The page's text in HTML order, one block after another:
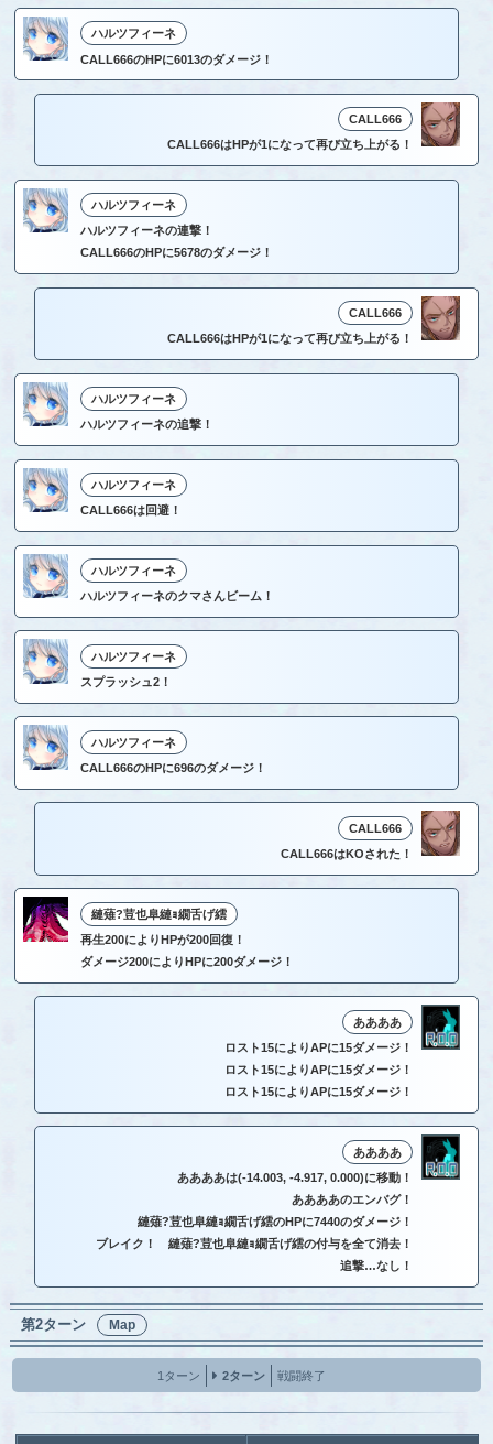
ハルツフィーネ
CALL666のHPに6013のダメージ！
CALL666
CALL666はHPが1になって再び立ち上がる！
ハルツフィーネ
ハルツフィーネの連撃！
CALL666のHPに5678のダメージ！
CALL666
CALL666はHPが1になって再び立ち上がる！
ハルツフィーネ
ハルツフィーネの追撃！
ハルツフィーネ
CALL666は回避！
ハルツフィーネ
ハルツフィーネのクマさんビーム！
ハルツフィーネ
スプラッシュ2！
ハルツフィーネ
CALL666のHPに696のダメージ！
CALL666
CALL666はKOされた！
縺薙?荳也阜縺ｮ繝舌げ繧
再生200によりHPが200回復！
ダメージ200によりHPに200ダメージ！
ああああ
ロスト15によりAPに15ダメージ！
ロスト15によりAPに15ダメージ！
ロスト15によりAPに15ダメージ！
ああああ
ああああは(-14.003, -4.917, 0.000)に移動！
ああああのエンバグ！
縺薙?荳也阜縺ｮ繝舌げ繧のHPに7440のダメージ！
ブレイク！ 縺薙?荳也阜縺ｮ繝舌げ繧の付与を全て消去！
追撃…なし！
第2ターン Map
1ターン 2ターン 戦闘終了